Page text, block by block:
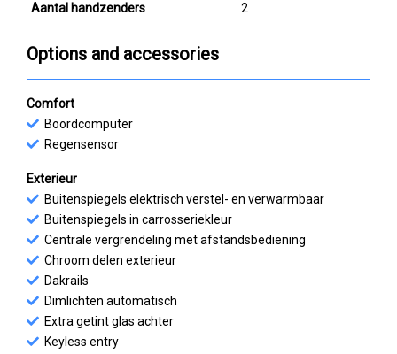
Aantal handzenders
2
Options and accessories
Comfort
Boordcomputer
Regensensor
Exterieur
Buitenspiegels elektrisch verstel- en verwarmbaar
Buitenspiegels in carrosseriekleur
Centrale vergrendeling met afstandsbediening
Chroom delen exterieur
Dakrails
Dimlichten automatisch
Extra getint glas achter
Keyless entry